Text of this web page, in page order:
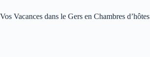
Vos Vacances dans le Gers en Chambres d’hôtes